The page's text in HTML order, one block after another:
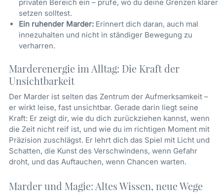
privaten Bereich ein – prüfe, wo du deine Grenzen klarer
setzen solltest.
Ein ruhender Marder: Erinnert dich daran, auch mal
innezuhalten und nicht in ständiger Bewegung zu
verharren.
Marderenergie im Alltag: Die Kraft der
Unsichtbarkeit
Der Marder ist selten das Zentrum der Aufmerksamkeit –
er wirkt leise, fast unsichtbar. Gerade darin liegt seine
Kraft: Er zeigt dir, wie du dich zurückziehen kannst, wenn
die Zeit nicht reif ist, und wie du im richtigen Moment mit
Präzision zuschlägst. Er lehrt dich das Spiel mit Licht und
Schatten, die Kunst des Verschwindens, wenn Gefahr
droht, und das Auftauchen, wenn Chancen warten.
Marder und Magie: Altes Wissen, neue Wege